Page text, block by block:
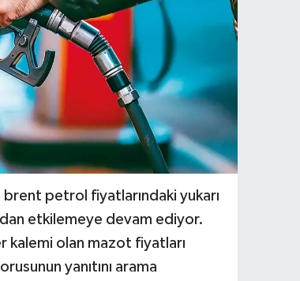
brent petrol fiyatlarındaki yukarı
etkilemeye devam ediyor.
kalemi olan mazot fiyatları
yanıtını arama